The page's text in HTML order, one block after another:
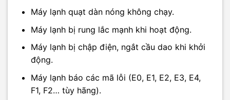
Máy lạnh quạt dàn nóng không chạy.
Máy lạnh bị rung lắc mạnh khi hoạt động.
Máy lạnh bị chập điện, ngắt cầu dao khi khởi
động.
Máy lạnh báo các mã lỗi (E0, E1, E2, E3, E4,
F1, F2… tùy hãng).